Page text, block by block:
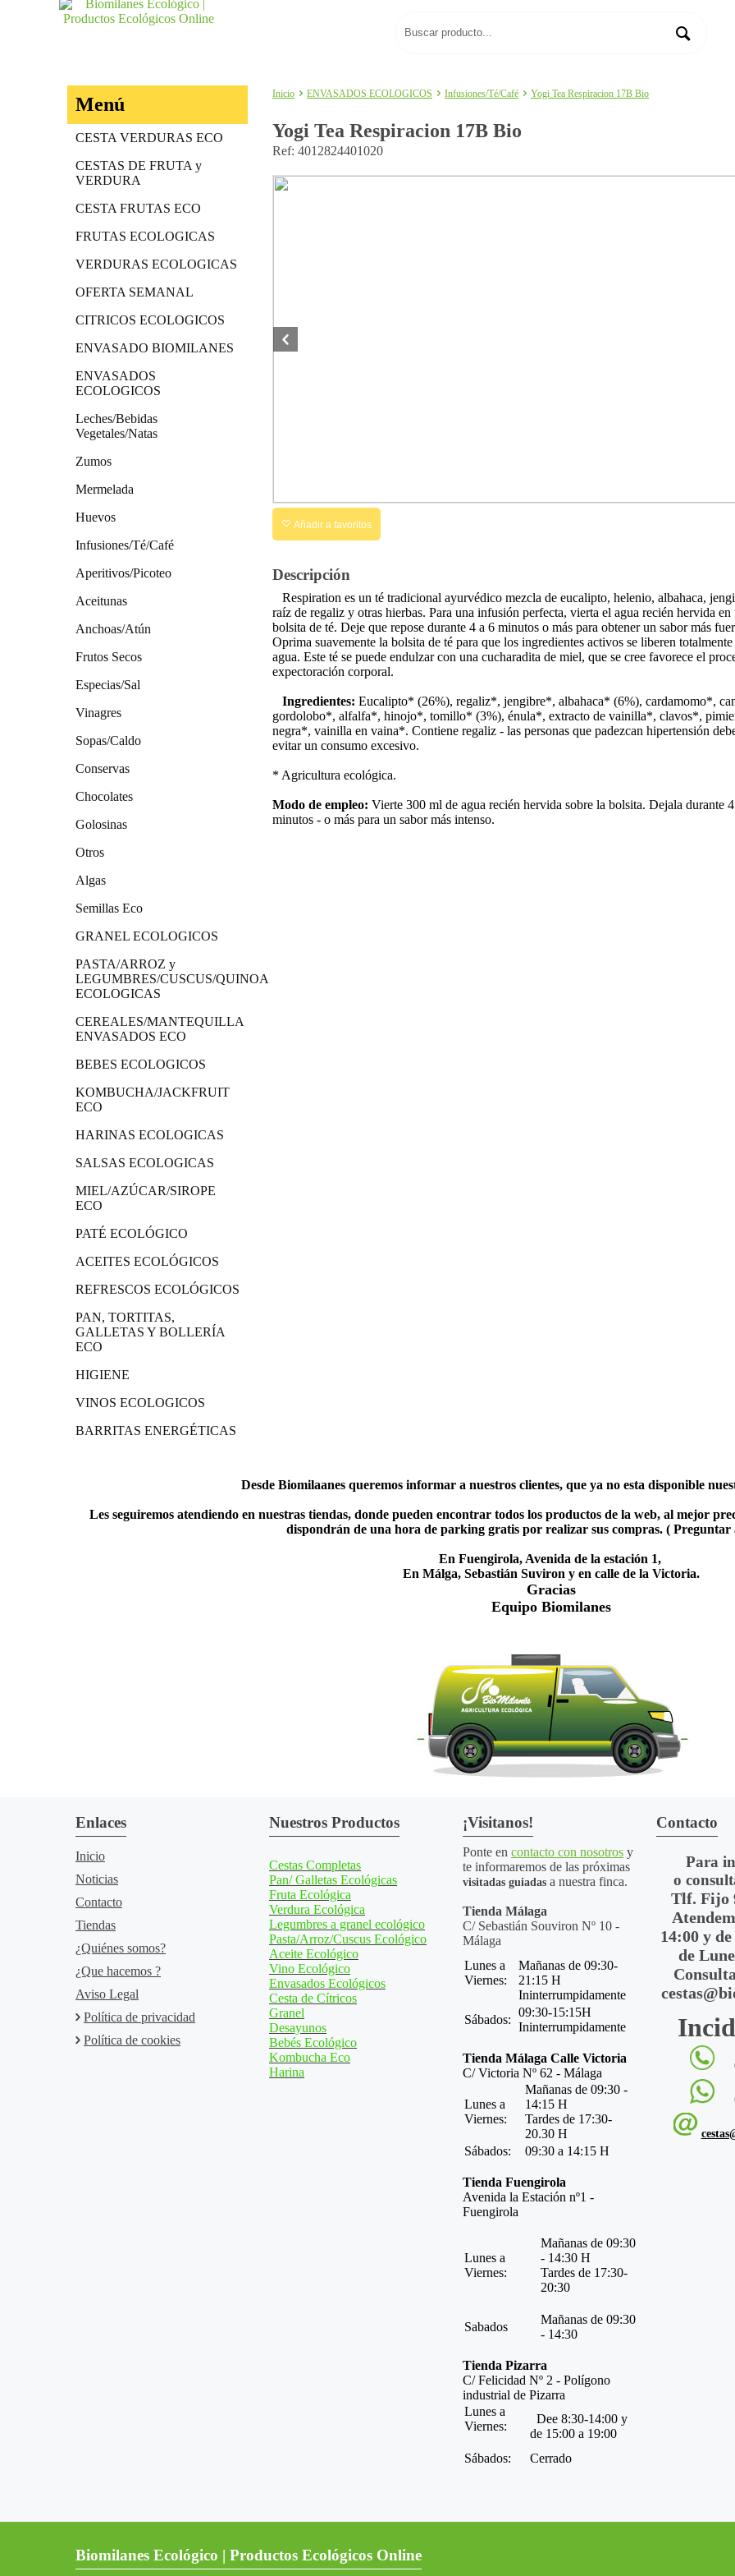
Menú
CESTA VERDURAS ECO
CESTAS DE FRUTA y
VERDURA
CESTA FRUTAS ECO
FRUTAS ECOLOGICAS
VERDURAS ECOLOGICAS
OFERTA SEMANAL
CITRICOS ECOLOGICOS
ENVASADO BIOMILANES
ENVASADOS
ECOLOGICOS
Leches/Bebidas
Vegetales/Natas
Zumos
Mermelada
Huevos
Infusiones/Té/Café
Aperitivos/Picoteo
Aceitunas
Anchoas/Atún
Frutos Secos
Especias/Sal
Vinagres
Sopas/Caldo
Conservas
Chocolates
Golosinas
Otros
Algas
Semillas Eco
GRANEL ECOLOGICOS
PASTA/ARROZ y
LEGUMBRES/CUSCUS/QUINOA
ECOLOGICAS
CEREALES/MANTEQUILLA
ENVASADOS ECO
BEBES ECOLOGICOS
KOMBUCHA/JACKFRUIT
ECO
HARINAS ECOLOGICAS
SALSAS ECOLOGICAS
MIEL/AZÚCAR/SIROPE
ECO
PATÉ ECOLÓGICO
ACEITES ECOLÓGICOS
REFRESCOS ECOLÓGICOS
PAN, TORTITAS,
GALLETAS Y BOLLERÍA
ECO
HIGIENE
VINOS ECOLOGICOS
BARRITAS ENERGÉTICAS
Inicio ENVASADOS ECOLOGICOS Infusiones/Té/Café Yogi Tea Respiracion 17B Bio
Yogi Tea Respiracion 17B Bio
Ref: 4012824401020
Añadir a favoritos
Descripción
Respiration es un té tradicional ayurvédico mezcla de eucalipto, helenio, albahaca,
raíz de regaliz y otras hierbas. Para una infusión perfecta, vierta el agua recién hervida en
bolsita de té. Deje que repose durante 4 a 6 minutos o más para obtener un sabor más
Oprima suavemente la bolsita de té para que los ingredientes activos se liberen
agua. Este té se puede endulzar con una cucharadita de miel, que se cree favorece el
expectoración corporal.
Ingredientes: Eucalipto* (26%), regaliz*, jengibre*, albahaca* (6%), cardamomo*,
gordolobo*, alfalfa*, hinojo*, tomillo* (3%), énula*, extracto de vainilla*, clavos*,
negra*, vainilla en vaina*. Contiene regaliz - las personas que padezcan hipertensión
evitar un consumo excesivo.
* Agricultura ecológica.
Modo de empleo: Vierte 300 ml de agua recién hervida sobre la bolsita. Dejala durante
minutos - o más para un sabor más intenso.
Desde Biomilaanes queremos informar a nuestros clientes, que ya no esta disponible
Les seguiremos atendiendo en nuestras tiendas, donde pueden encontrar todos los productos de la web, al mejor
dispondrán de una hora de parking gratis por realizar sus compras. ( Preguntar
En Fuengirola, Avenida de la estación 1,
En Málga, Sebastián Suviron y en calle de la Victoria.
Gracias
Equipo Biomilanes
Enlaces
Inicio
Noticias
Contacto
Tiendas
¿Quiénes somos?
¿Que hacemos ?
Aviso Legal
Política de privacidad
Política de cookies
Nuestros Productos
Cestas Completas
Pan/ Galletas Ecológicas
Fruta Ecológica
Verdura Ecológica
Legumbres a granel ecológico
Pasta/Arroz/Cuscus Ecológico
Aceite Ecológico
Vino Ecológico
Envasados Ecológicos
Cesta de Cítricos
Granel
Desayunos
Bebés Ecológico
Kombucha Eco
Harina
¡Visitanos!
Ponte en contacto con nosotros y
te informaremos de las próximas
visitadas guiadas a nuestra finca.
Tienda Málaga
C/ Sebastián Souviron Nº 10 -
Málaga
Lunes a
Viernes:
Mañanas de 09:30-
21:15 H
Ininterrumpidamente
Sábados:
09:30-15:15H
Ininterrumpidamente
Tienda Málaga Calle Victoria
C/ Victoria Nº 62 - Málaga
Lunes a
Viernes:
Mañanas de 09:30 -
14:15 H
Tardes de 17:30-
20.30 H
Sábados:
09:30 a 14:15 H
Tienda Fuengirola
Avenida la Estación nº1 -
Fuengirola
Lunes a
Viernes:
Mañanas de 09:30
- 14:30 H
Tardes de 17:30-
20:30
Sabados
Mañanas de 09:30
- 14:30
Tienda Pizarra
C/ Felicidad Nº 2 - Polígono
industrial de Pizarra
Lunes a
Viernes:
Dee 8:30-14:00 y
de 15:00 a 19:00
Sábados:
Cerrado
Contacto
Para
o
Tlf. Fijo
14:00 y
de
Biomilanes Ecológico | Productos Ecológicos Online